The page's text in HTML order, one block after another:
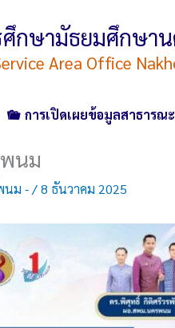
กษามัธยมศึกษา
Area Office
การเปิดเผยข้อมูลสาธารณะ
พนม
นม -/8 ธันวาคม 2025